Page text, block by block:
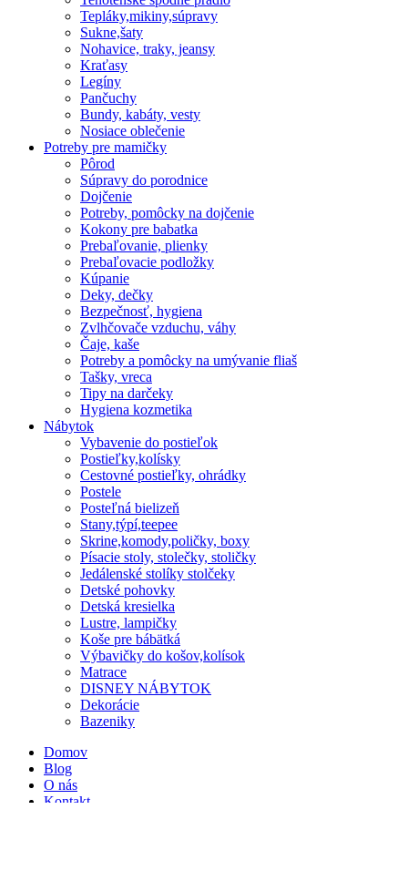
Tepláky,mikiny,súpravy
Sukne,šaty
Nohavice, traky, jeansy
Kraťasy
Legíny
Pančuchy
Bundy, kabáty, vesty
Nosiace oblečenie
Potreby pre mamičky
Pôrod
Súpravy do porodnice
Dojčenie
Potreby, pomôcky na dojčenie
Kokony pre babatka
Prebaľovanie, plienky
Prebaľovacie podložky
Kúpanie
Deky, dečky
Bezpečnosť, hygiena
Zvlhčovače vzduchu, váhy
Čaje, kaše
Potreby a pomôcky na umývanie fliaš
Tašky, vreca
Tipy na darčeky
Hygiena kozmetika
Nábytok
Vybavenie do postieľok
Postieľky,kolísky
Cestovné postieľky, ohrádky
Postele
Posteľná bielizeň
Stany,týpí,teepee
Skrine,komody,poličky, boxy
Písacie stoly, stolečky, stoličky
Jedálenské stolíky stolčeky
Detské pohovky
Detská kresielka
Lustre, lampičky
Koše pre bábätká
Výbavičky do košov,kolísok
Matrace
DISNEY NÁBYTOK
Dekorácie
Bazeniky
Domov
Blog
O nás
Kontakt